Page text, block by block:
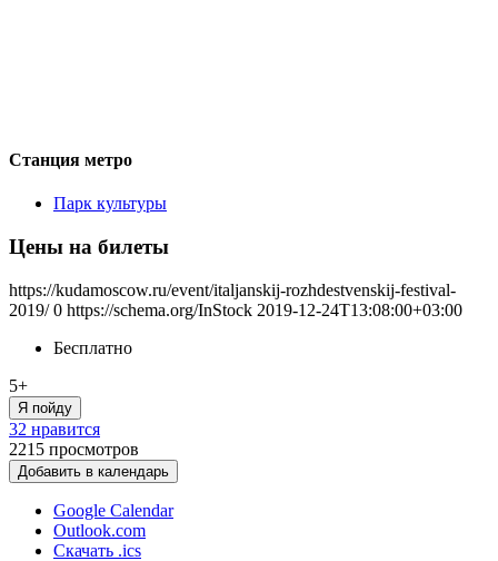
Станция метро
Парк культуры
Цены на билеты
https://kudamoscow.ru/event/italjanskij-rozhdestvenskij-festival-
2019/ 0 https://schema.org/InStock 2019-12-24T13:08:00+03:00
Бесплатно
5+
Я пойду
32 нравится
2215 просмотров
Добавить в календарь
Google Calendar
Outlook.com
Скачать .ics